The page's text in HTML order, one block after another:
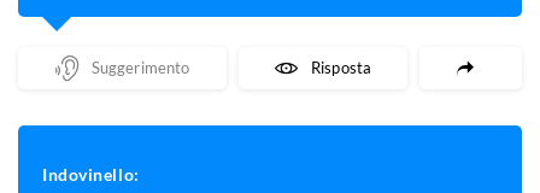
Mostra Un Suggerimento Mostra La Risposta
Indovinello: